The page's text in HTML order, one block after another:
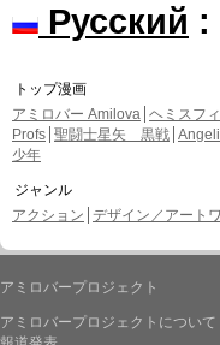
Русский :
トップ漫画
アミロバー Amilova ヘミスフ
Profs 聖闘士星矢 黒戦
少年
ジャンル
アクション デザイン／アート
アミロバープロジェクト
アミロバープロジェクトについて